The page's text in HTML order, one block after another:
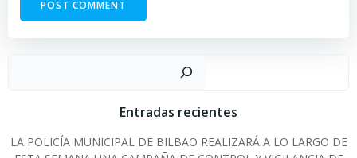
Entradas recientes
LA POLICÍA MUNICIPAL DE BILBAO REALIZARÁ A LO LARGO DE